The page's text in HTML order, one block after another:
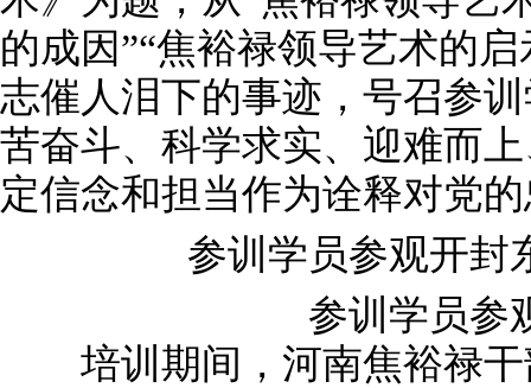
的成因”“焦裕禄领导艺术的
志催人泪下的事迹，号召参
苦奋斗、科学求实、迎难而
定信念和担当作为诠释对党
参训学员参观开封
参训学员参
培训期间，河南焦裕禄干